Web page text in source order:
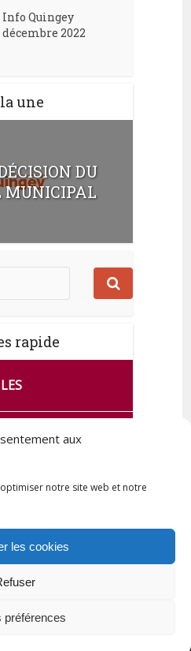
aux
notre site web et notre
les cookies
préférences
Info Quingey
décembre 2022
une
DU
MUNICIPAL
rapide
SERVICES
Commune de Quingey / Création -